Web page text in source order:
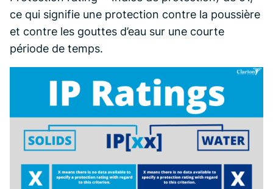
ce qui signifie une protection contre la poussière
et contre les gouttes d’eau sur une courte
période de temps.